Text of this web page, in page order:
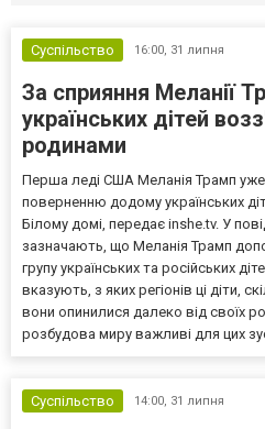
Суспільство 16:00, 31 липня
За сприяння Меланії
українських дітей
родинами
Перша леді США Меланія Трамп уже
поверненню додому українських
Білому домі, передає inshe.tv. У
зазначають, що Меланія Трамп
групу українських та російських
вказують, з яких регіонів ці діти,
вони опинилися далеко від своїх
розбудова миру важливі для цих
Суспільство 14:00, 31 липня